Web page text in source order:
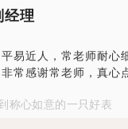
经理
易近人，常老师耐心
常感谢常老师，真心
称心如意的一只好表